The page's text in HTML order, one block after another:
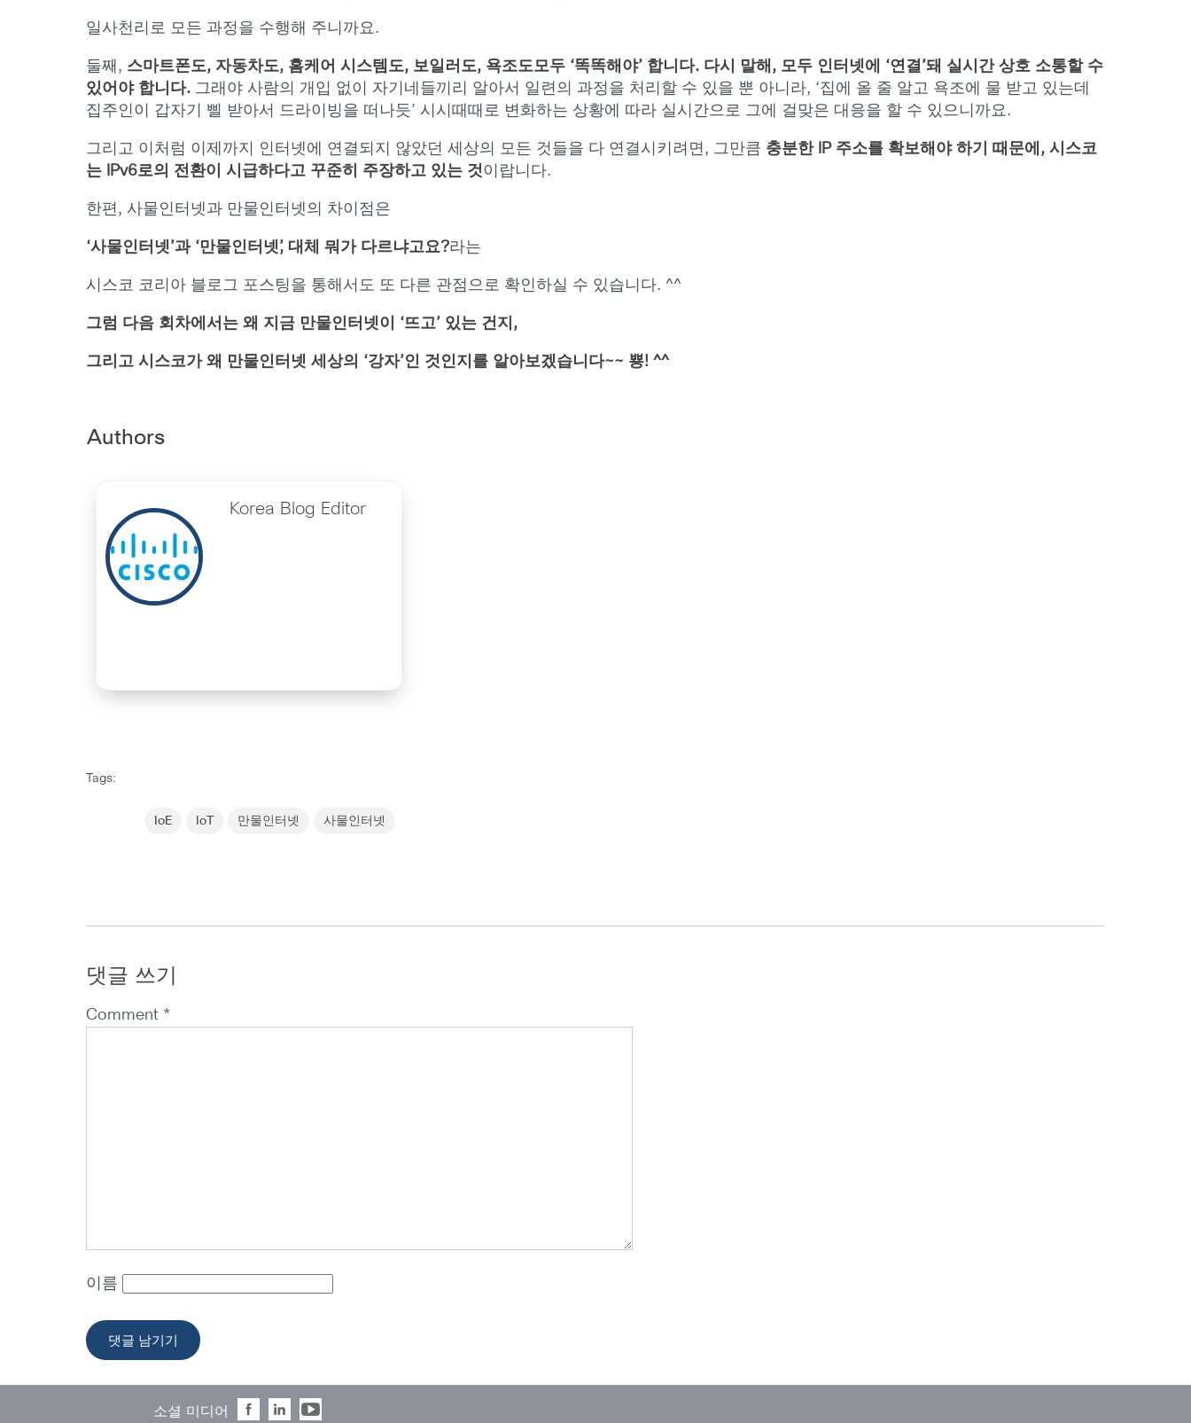
일사천리로 모든 과정을 수행해 주니까요.
둘째, 스마트폰도, 자동차도, 홈케어 시스템도, 보일러도, 욕조도모두 ‘똑똑해야’ 합니다. 다시 말해, 모두 인터넷에 ‘연결’돼 실시간 상호 소통할 수
있어야 합니다. 그래야 사람의 개입 없이 자기네들끼리 알아서 일련의 과정을 처리할 수 있을 뿐 아니라, ‘집에 올 줄 알고 욕조에 물 받고 있는데
집주인이 갑자기 삘 받아서 드라이빙을 떠나듯’ 시시때때로 변화하는 상황에 따라 실시간으로 그에 걸맞은 대응을 할 수 있으니까요.
그리고 이처럼 이제까지 인터넷에 연결되지 않았던 세상의 모든 것들을 다 연결시키려면, 그만큼 충분한 IP 주소를 확보해야 하기 때문에,시스코
는 IPv6로의 전환이 시급하다고 꾸준히 주장하고 있는 것이랍니다.
한편, 사물인터넷과 만물인터넷의 차이점은
‘사물인터넷’과 ‘만물인터넷’, 대체 뭐가 다르냐고요?라는
시스코 코리아 블로그 포스팅을 통해서도 또 다른 관점으로 확인하실 수 있습니다. ^^
그럼 다음 회차에서는 왜 지금 만물인터넷이 ‘뜨고’ 있는 건지,
그리고 시스코가 왜 만물인터넷 세상의 ‘강자’인 것인지를 알아보겠습니다~~ 뿅! ^^
Authors
Korea Blog Editor
Tags:
IoE IoT 만물인터넷 사물인터넷
댓글 쓰기
Comment *
이름
소셜 미디어